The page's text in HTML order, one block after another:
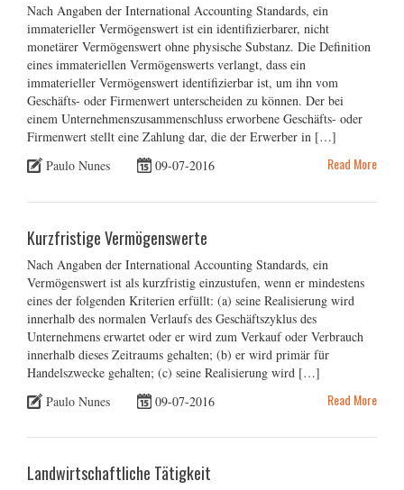
Nach Angaben der International Accounting Standards, ein
immaterieller Vermögenswert ist ein identifizierbarer, nicht
monetärer Vermögenswert ohne physische Substanz. Die Definition
eines immateriellen Vermögenswerts verlangt, dass ein
immaterieller Vermögenswert identifizierbar ist, um ihn vom
Geschäfts- oder Firmenwert unterscheiden zu können. Der bei
einem Unternehmenszusammenschluss erworbene Geschäfts- oder
Firmenwert stellt eine Zahlung dar, die der Erwerber in […]
Paulo Nunes
09-07-2016 Read More
Kurzfristige Vermögenswerte
Nach Angaben der International Accounting Standards, ein
Vermögenswert ist als kurzfristig einzustufen, wenn er mindestens
eines der folgenden Kriterien erfüllt: (a) seine Realisierung wird
innerhalb des normalen Verlaufs des Geschäftszyklus des
Unternehmens erwartet oder er wird zum Verkauf oder Verbrauch
innerhalb dieses Zeitraums gehalten; (b) er wird primär für
Handelszwecke gehalten; (c) seine Realisierung wird […]
Paulo Nunes
09-07-2016 Read More
Landwirtschaftliche Tätigkeit